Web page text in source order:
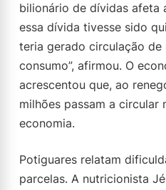
bilionário de dívidas afeta
essa dívida tivesse sido
teria gerado circulação de
consumo”, afirmou. O
acrescentou que, ao
milhões passam a circular
economia.
Potiguares relatam
parcelas. A nutricionista